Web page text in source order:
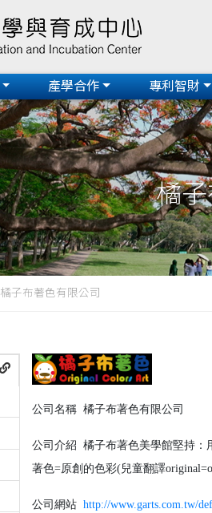
產學合作 專利智財
橘
橘子布著色有限公司
公司名稱 橘子布著色有限公司
公司介紹 橘子布著色美學館堅持：
著色=原創的色彩(兒童翻譯
公司網站 http://www.garts.com.tw/